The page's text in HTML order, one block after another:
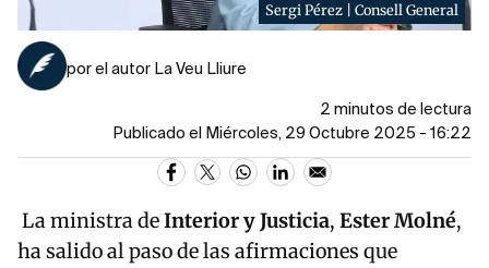
Sergi Pérez | Consell General
por el autor La Veu Lliure
2 minutos de lectura
Publicado el Miércoles, 29 Octubre 2025 - 16:22
La ministra deInterior y Justicia, Ester Molné,
ha salido al paso de las afirmaciones que